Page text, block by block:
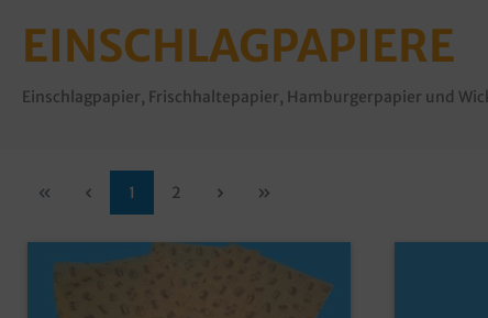
EINSCHLAGPAPIERE
Einschlagpapier, Frischhaltepapier, Hamburgerpapier und
1 2